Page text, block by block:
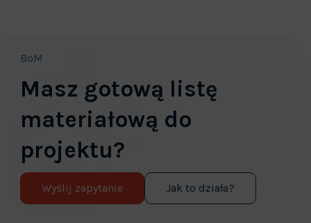
BoM
Masz gotową listę
materiałową do
projektu?
Wyślij zapytanie Jak to działa?